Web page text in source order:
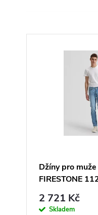
Džíny pro muže
FIRESTONE
2 721 Kč
Skladem